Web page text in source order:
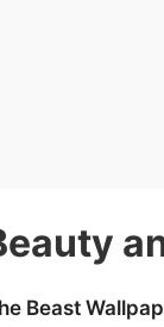
Beast